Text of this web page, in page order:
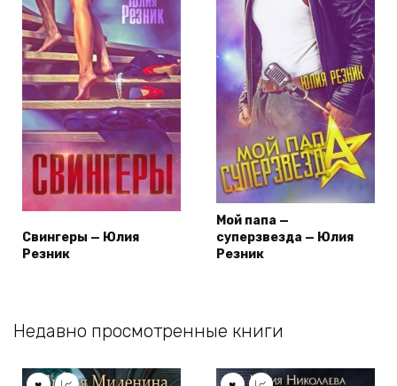
Свингеры — Юлия
Резник
Мой папа —
суперзвезда — Юлия
Резник
Недавно просмотренные книги